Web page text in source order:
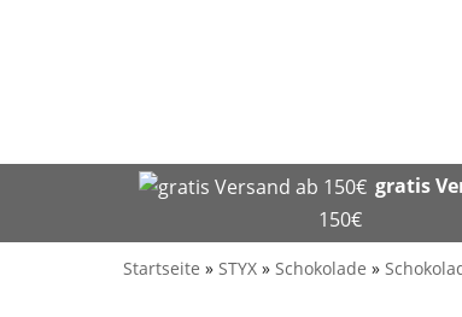
gratis
150€
Startseite » STYX » Schokolade »